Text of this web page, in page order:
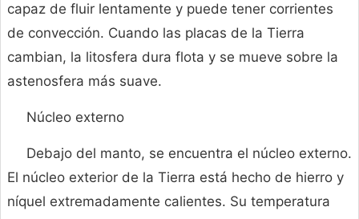
capaz de fluir lentamente y puede tener corrientes
de convección. Cuando las placas de la Tierra
cambian, la litosfera dura flota y se mueve sobre la
astenosfera más suave.
Núcleo externo
Debajo del manto, se encuentra el núcleo externo.
El núcleo exterior de la Tierra está hecho de hierro y
níquel extremadamente calientes. Su temperatura